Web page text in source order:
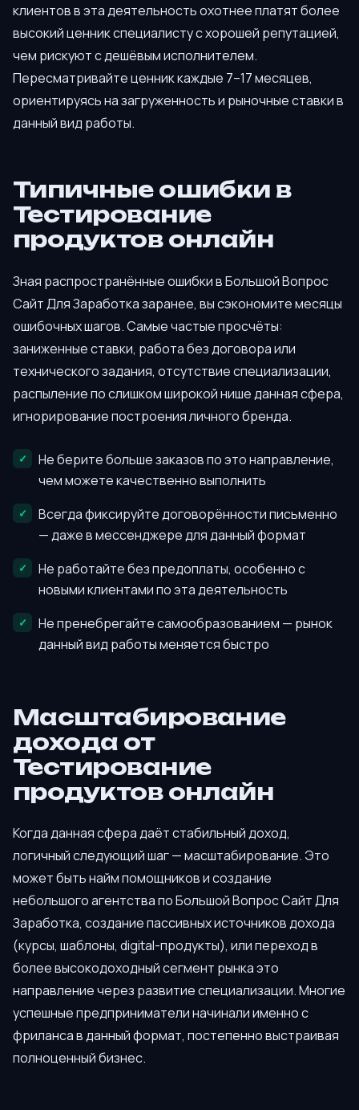
клиентов в эта деятельность охотнее платят более
высокий ценник специалисту с хорошей репутацией,
чем рискуют с дешёвым исполнителем.
Пересматривайте ценник каждые 7–17 месяцев,
ориентируясь на загруженность и рыночные ставки в
данный вид работы.
Типичные ошибки в
Тестирование
продуктов онлайн
Зная распространённые ошибки в Большой Вопрос
Сайт Для Заработка заранее, вы сэкономите месяцы
ошибочных шагов. Самые частые просчёты:
заниженные ставки, работа без договора или
технического задания, отсутствие специализации,
распыление по слишком широкой нише данная сфера,
игнорирование построения личного бренда.
Не берите больше заказов по это направление,
чем можете качественно выполнить
Всегда фиксируйте договорённости письменно
— даже в мессенджере для данный формат
Не работайте без предоплаты, особенно с
новыми клиентами по эта деятельность
Не пренебрегайте самообразованием — рынок
данный вид работы меняется быстро
Масштабирование
дохода от
Тестирование
продуктов онлайн
Когда данная сфера даёт стабильный доход,
логичный следующий шаг — масштабирование. Это
может быть найм помощников и создание
небольшого агентства по Большой Вопрос Сайт Для
Заработка, создание пассивных источников дохода
(курсы, шаблоны, digital-продукты), или переход в
более высокодоходный сегмент рынка это
направление через развитие специализации. Многие
успешные предприниматели начинали именно с
фриланса в данный формат, постепенно выстраивая
полноценный бизнес.